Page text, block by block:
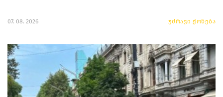
07. 08. 2026 უძრავი ქონება